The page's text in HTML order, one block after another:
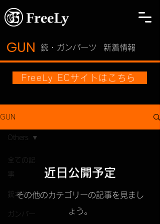
GUN ​銃・ガンパーツ 新着情報
FreeLy ECサイトはこちら
GUN
全ての記
事
銃本体
ガンパー
Others
近日公開予定
その他のカテゴリーの記事を見まし
ょう。